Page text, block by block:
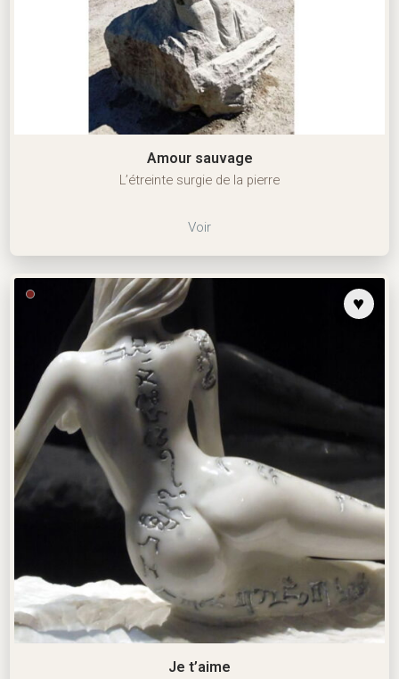
Amour sauvage
L’étreinte surgie de la pierre
Voir
Je t’aime